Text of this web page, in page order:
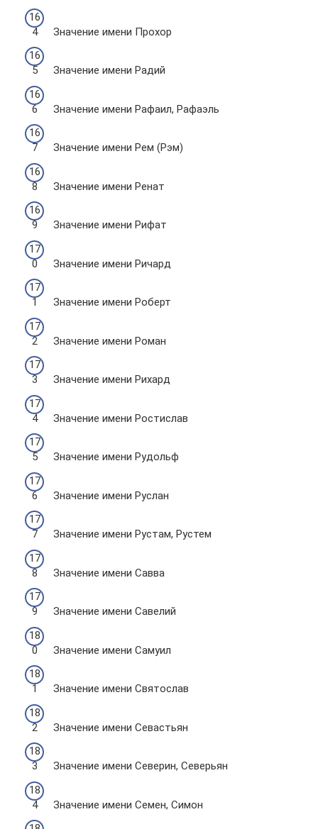
Значение имени Прохор
Значение имени Радий
Значение имени Рафаил, Рафаэль
Значение имени Рем (Рэм)
Значение имени Ренат
Значение имени Рифат
Значение имени Ричард
Значение имени Роберт
Значение имени Роман
Значение имени Рихард
Значение имени Ростислав
Значение имени Рудольф
Значение имени Руслан
Значение имени Рустам, Рустем
Значение имени Савва
Значение имени Савелий
Значение имени Самуил
Значение имени Святослав
Значение имени Севастьян
Значение имени Северин, Северьян
Значение имени Семен, Симон